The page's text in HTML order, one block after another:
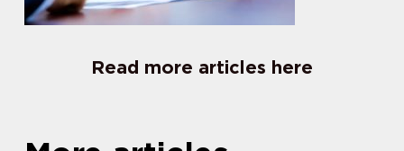
Read more articles here